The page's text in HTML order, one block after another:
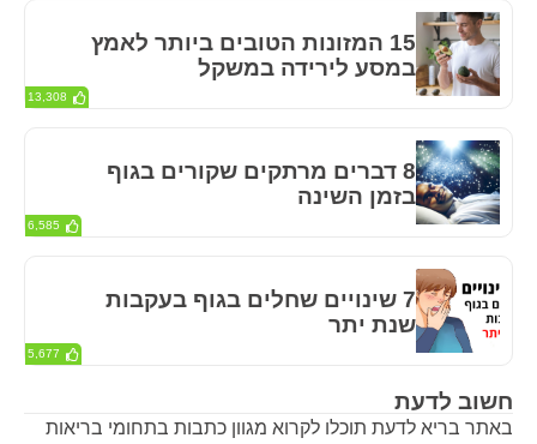
חשוב לדעת
באתר בריא לדעת תוכלו לקרוא מגוון כתבות בתחומי בריאות
15 המזונות הטובים ביותר לאמץ
במסע לירידה במשקל
13,308
8 דברים מרתקים שקורים בגוף
בזמן השינה
6,585
7 שינויים שחלים בגוף בעקבות
שנת יתר
5,677